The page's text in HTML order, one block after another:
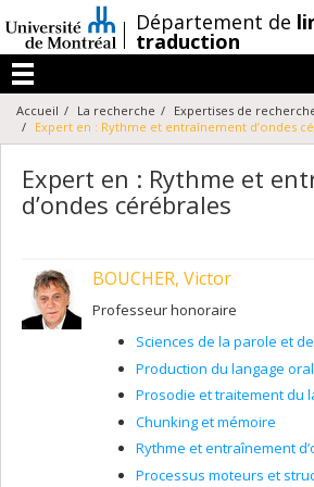
au
contenu
/Département de
traduction
Menu
Accueil La recherche
Expertises de
Expert en : Rythme et entraînement d’ondes
Expert en : Rythme et
d’ondes cérébrales
BOUCHER, Victor
Professeur honoraire
Sciences de la parole et
Production du langage oral
Prosodie et traitement du
Chunking et mémoire
Rythme et entraînement
Processus moteurs et